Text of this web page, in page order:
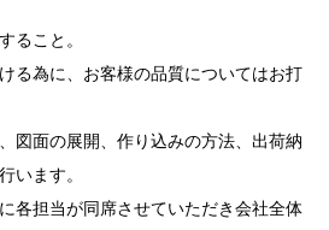
ること。
る為に、お客様の品質についてはお打
図面の展開、作り込みの方法、出荷納
います。
各担当が同席させていただき会社全体